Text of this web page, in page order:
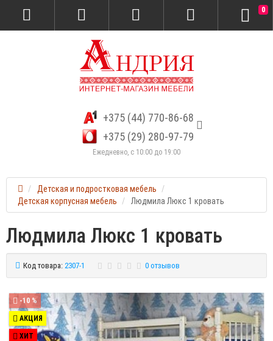
+375 (44) 770-86-68
+375 (29) 280-97-79
Ежедневно, с 10:00 до 19:00
0
Детская и подростковая мебель
Детская корпусная мебель
Людмила Люкс 1 кровать
Людмила Люкс 1 кровать
Код товара: 2307-1 0 отзывов
-10 %
АКЦИЯ
ХИТ